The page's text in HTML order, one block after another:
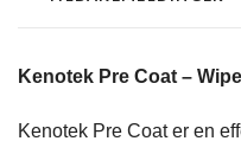
Kenotek Pre Coat –
Kenotek Pre Coat er en